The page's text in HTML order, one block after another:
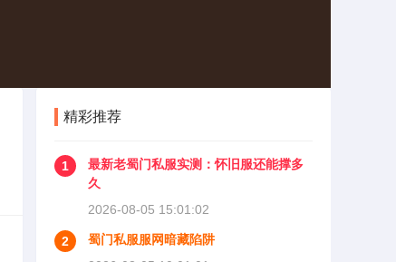
精彩推荐
1
最新老蜀门私服实测：怀旧服还能撑多
久
2026-08-05 15:01:02
2
蜀门私服服网暗藏陷阱